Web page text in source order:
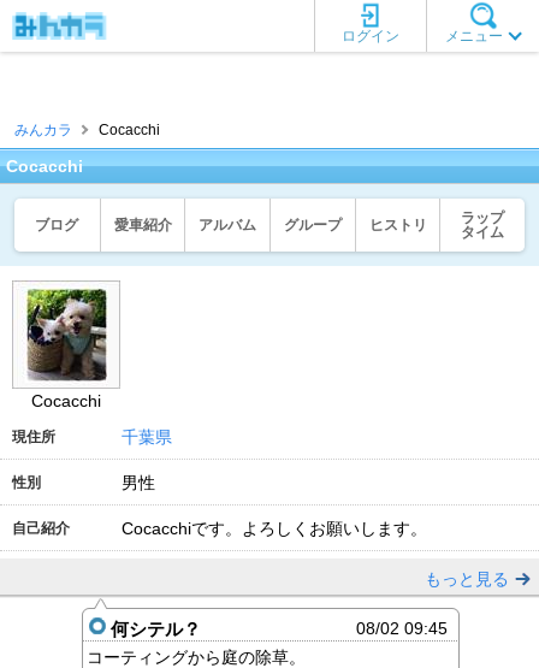
メニュー
ログイン
みんカラ Cocacchi
Cocacchi
ブログ 愛車紹介 アルバム グループ ヒストリ
ラップ
タイム
Cocacchi
現住所 千葉県
性別 男性
自己紹介 Cocacchiです。よろしくお願いします。
もっと見る
何シテル？
08/02 09:45
コーティングから庭の除草。